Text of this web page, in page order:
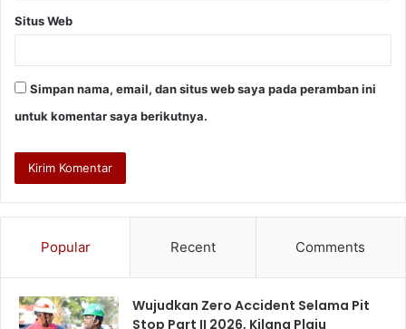
Situs Web
Simpan nama, email, dan situs web saya pada peramban ini
untuk komentar saya berikutnya.
Popular Recent Comments
Wujudkan Zero Accident Selama Pit
Stop Part II 2026, Kilang Plaju